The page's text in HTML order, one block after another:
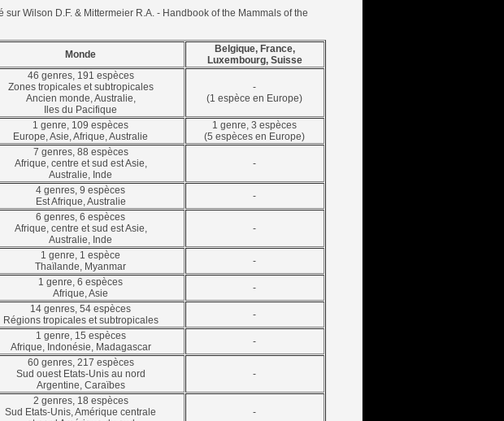
Wilson D.F. & Mittermeier R.A. - Handbook of the Mammals of the
Monde
Belgique, France,
Luxembourg, Suisse
46 genres, 191 espèces
Zones tropicales et subtropicales
Ancien monde, Australie,
Iles du Pacifique
-
(1 espèce en Europe)
1 genre, 109 espèces
Europe, Asie, Afrique, Australie
1 genre, 3 espèces
(5 espèces en Europe)
7 genres, 88 espèces
Afrique, centre et sud est Asie,
Australie, Inde
-
4 genres, 9 espèces
Est Afrique, Australie
-
6 genres, 6 espèces
Afrique, centre et sud est Asie,
Australie, Inde
-
1 genre, 1 espèce
Thaïlande, Myanmar
-
1 genre, 6 espèces
Afrique, Asie
-
14 genres, 54 espèces
Régions tropicales et subtropicales
-
1 genre, 15 espèces
Afrique, Indonésie, Madagascar
-
60 genres, 217 espèces
Sud ouest Etats-Unis au nord
Argentine, Caraïbes
-
2 genres, 18 espèces
Sud Etats-Unis, Amérique centrale
-